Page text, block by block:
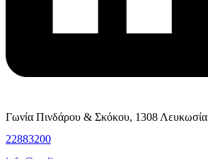
Γωνία Πινδάρου & Σκόκου, 1308 Λευκωσία
22883200